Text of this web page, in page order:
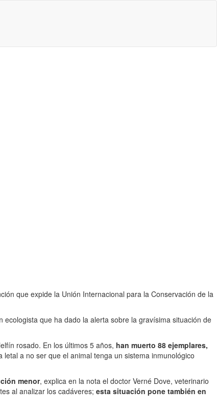
que expide la Unión Internacional para la Conservación de la
ecologista que ha dado la alerta sobre la gravísima situación de
rosado. En los últimos 5 años, han muerto 88 ejemplares,
a no ser que el animal tenga un sistema inmunológico
menor, explica en la nota el doctor Verné Dove, veterinario
al analizar los cadáveres; esta situación pone también en